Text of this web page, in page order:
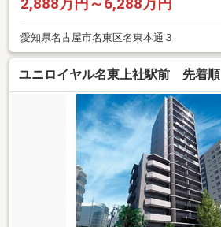
愛知県名古屋市名東区名東本通３
ユニロイヤル名東上社駅前 先着順